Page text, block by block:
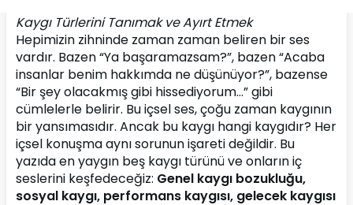
Kaygı Türlerini Tanımak ve Ayırt Etmek
Hepimizin zihninde zaman zaman beliren bir ses
vardır. Bazen “Ya başaramazsam?”, bazen “Acaba
insanlar benim hakkımda ne düşünüyor?”, bazense
“Bir şey olacakmış gibi hissediyorum…” gibi
cümlelerle belirir. Bu içsel ses, çoğu zaman kaygının
bir yansımasıdır. Ancak bu kaygı hangi kaygıdır? Her
içsel konuşma aynı sorunun işareti değildir. Bu
yazıda en yaygın beş kaygı türünü ve onların iç
seslerini keşfedeceğiz: Genel kaygı bozukluğu,
sosyal kaygı, performans kaygısı, gelecek kaygısı